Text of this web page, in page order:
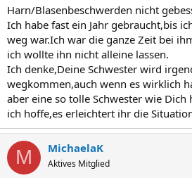
Harn/Blasenbeschwerden nicht
Ich habe fast ein Jahr gebraucht,bis
weg war.Ich war die ganze Zeit bei
ich wollte ihn nicht alleine lassen.
Ich denke,Deine Schwester wird
wegkommen,auch wenn es wirklich
aber eine so tolle Schwester wie
ich hoffe,es erleichtert ihr die
M MichaelaK
Aktives Mitglied